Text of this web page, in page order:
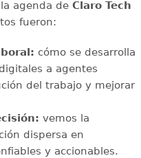
agenda de Claro Tech
fueron:
cómo se desarrolla
a agentes
del trabajo y mejorar
vemos la
dispersa en
y accionables.